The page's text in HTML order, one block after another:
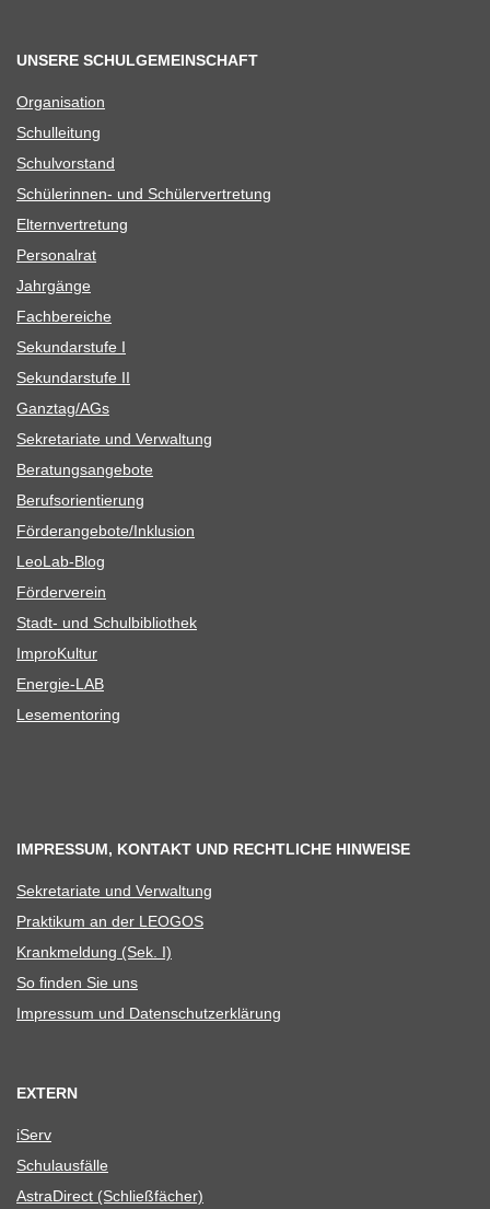
UNSERE SCHULGEMEINSCHAFT
Orga­ni­sa­tion
Schul­lei­tung
Schul­vor­stand
Schü­le­rin­nen- und Schülervertretung
Eltern­ver­tre­tung
Per­so­nal­rat
Jahr­gänge
Fach­be­rei­che
Sekun­dar­stufe I
Sekun­dar­stufe II
Ganztag/​​AGs
Sekre­ta­riate und Verwaltung
Bera­tungs­an­ge­bote
Berufs­ori­en­tie­rung
Förderangebote/​​Inklusion
Leo­Lab-Blog
För­der­ver­ein
Stadt- und Schulbibliothek
Impro­Kul­tur
Ener­­gie-LAB
Lese­men­to­ring
IMPRESSUM, KONTAKT UND RECHTLICHE HINWEISE
Sekre­ta­riate und Verwaltung
Prak­ti­kum an der LEOGOS
Krank­mel­dung (Sek. I)
So fin­den Sie uns
Impres­sum und Datenschutzerklärung
EXTERN
iServ
Schul­aus­fälle
Astra­Di­rect (Schließ­fä­cher)